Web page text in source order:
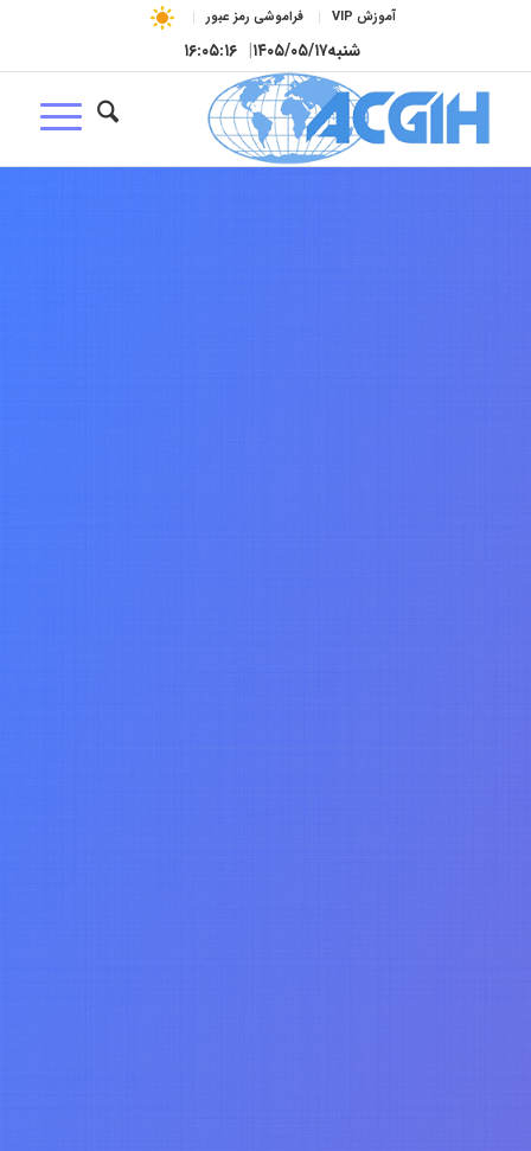
آموزش VIP فراموشی رمز عبور
شنبه۱۴۰۵/۰۵/۱۷| ۱۶:۰۵:۱۷